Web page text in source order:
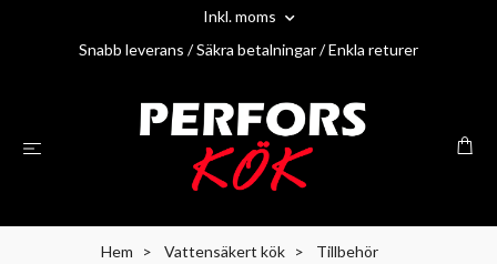
Inkl. moms
Snabb leverans / Säkra betalningar / Enkla returer
Hem Vattensäkert kök
Tillbehör